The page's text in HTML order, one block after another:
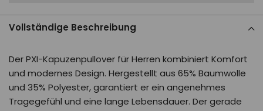
Vollständige Beschreibung
Der PXI-Kapuzenpullover für Herren kombiniert Komfort
und modernes Design. Hergestellt aus 65% Baumwolle
und 35% Polyester, garantiert er ein angenehmes
Tragegefühl und eine lange Lebensdauer. Der gerade